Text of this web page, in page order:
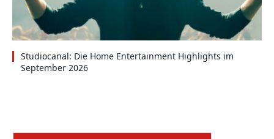
Studiocanal: Die Home Entertainment Highlights im
September 2026